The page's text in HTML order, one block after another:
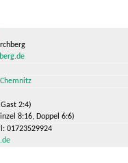
2:4)
8:16, Doppel 6:6)
01723529924